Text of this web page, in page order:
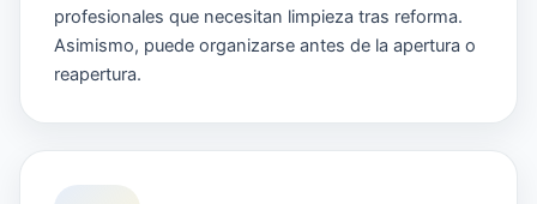
profesionales que necesitan limpieza tras reforma.
Asimismo, puede organizarse antes de la apertura o
reapertura.